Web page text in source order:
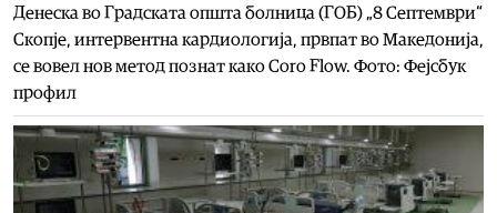
Денеска во Градската општа болница (ГОБ) „8 Септември“
Скопје, интервентна кардиологија, првпат во Македонија,
се вовел нов метод познат како Coro Flow. Фото: Фејсбук
профил